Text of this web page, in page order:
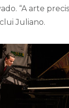
“A arte
Juliano.